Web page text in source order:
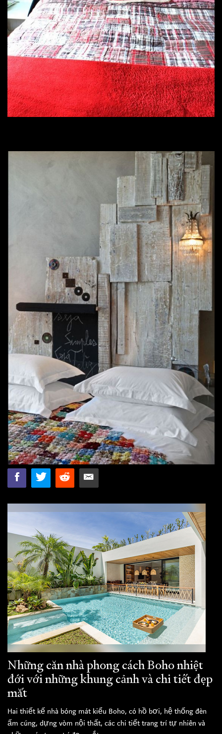
Những căn nhà phong cách Boho nhiệt
đới với những khung cảnh và chi tiết đẹp
mắt
Hai thiết kế nhà bóng mát kiểu Boho, có hồ bơi, hệ thống đèn
ấm cúng, dựng vòm nội thất, các chi tiết trang trí tự nhiên và